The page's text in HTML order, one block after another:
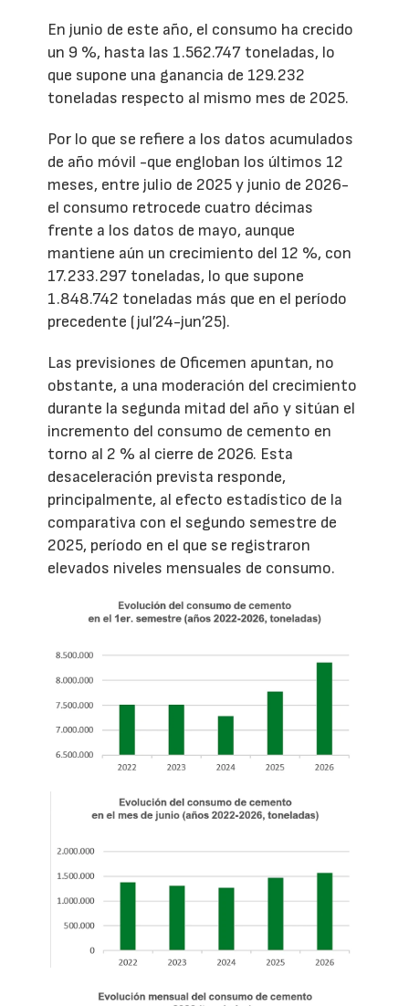
En junio de este año, el consumo ha crecido
un 9 %, hasta las 1.562.747 toneladas, lo
que supone una ganancia de 129.232
toneladas respecto al mismo mes de 2025.
Por lo que se refiere a los datos acumulados
de año móvil -que engloban los últimos 12
meses, entre julio de 2025 y junio de 2026-
el consumo retrocede cuatro décimas
frente a los datos de mayo, aunque
mantiene aún un crecimiento del 12 %, con
17.233.297 toneladas, lo que supone
1.848.742 toneladas más que en el período
precedente (jul’24-jun’25).
Las previsiones de Oficemen apuntan, no
obstante, a una moderación del crecimiento
durante la segunda mitad del año y sitúan el
incremento del consumo de cemento en
torno al 2 % al cierre de 2026. Esta
desaceleración prevista responde,
principalmente, al efecto estadístico de la
comparativa con el segundo semestre de
2025, período en el que se registraron
elevados niveles mensuales de consumo.